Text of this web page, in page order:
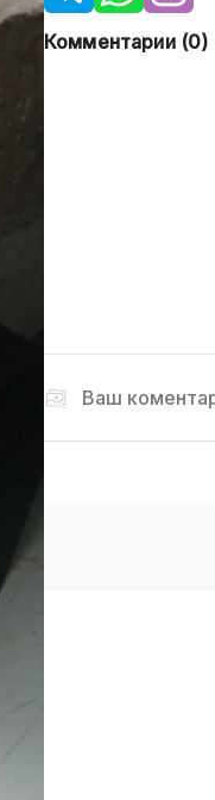
Комментарии (0)